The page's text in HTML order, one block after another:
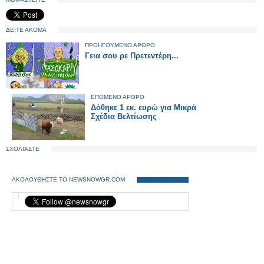
ΔΕΙΤΕ ΑΚΟΜΑ
ΠΡΟΗΓΟΥΜΕΝΟ ΑΡΘΡΟ
Γεια σου ρε Πρετεντέρη...
ΕΠΟΜΕΝΟ ΑΡΘΡΟ
Δόθηκε 1 εκ. ευρώ για Μικρά
Σχέδια Βελτίωσης
ΣΧΟΛΙΑΣΤΕ
ΑΚΟΛΟΥΘΗΣΤΕ ΤΟ NEWSNOWGR.COM